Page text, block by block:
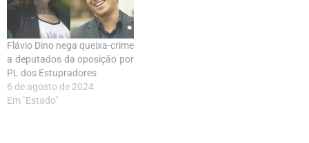
Flávio Dino nega queixa-crime
a deputados da oposição por
PL dos Estupradores
6 de agosto de 2024
Em "Estado"